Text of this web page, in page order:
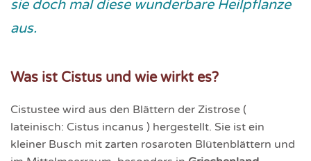
sie doch mal diese wunderbare Heilpflanze
aus.
Was ist Cistus und wie wirkt es?
Cistustee wird aus den Blättern der Zistrose (
lateinisch: Cistus incanus ) hergestellt. Sie ist ein
kleiner Busch mit zarten rosaroten Blütenblättern und